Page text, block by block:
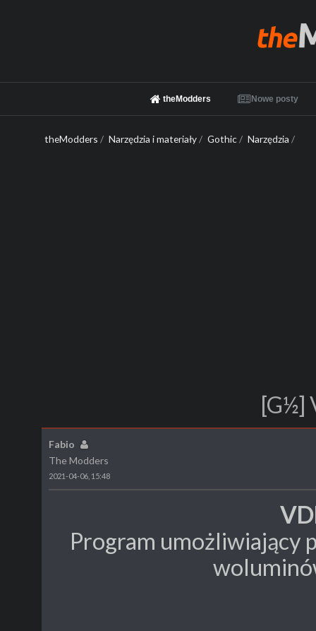
theModders Nowe posty
theModders / Narzędzia i materiały/ Gothic/ Narzędzia /
[G½]
Fabio
The Modders
2021-04-06, 15:48
Program umożliwiający